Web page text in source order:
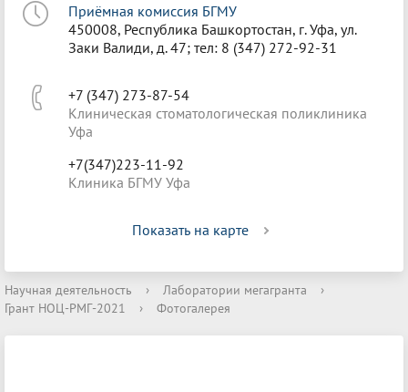
Приёмная комиссия БГМУ
450008, Республика Башкортостан, г. Уфа, ул.
Заки Валиди, д. 47; тел: 8 (347) 272-92-31
+7 (347) 273-87-54
Клиническая стоматологическая поликлиника
Уфа
+7(347)223-11-92
Клиника БГМУ Уфа
Показать на карте
Научная деятельность › Лаборатории мегагранта
›
Грант НОЦ-РМГ-2021
› Фотогалерея